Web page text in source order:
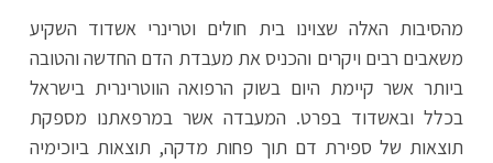
מהסיבות האלה שצוינו בית חולים וטרינרי אשדוד השקיע
משאבים רבים ויקרים והכניס את מעבדת הדם החדשה והטובה
ביותר אשר קיימת היום בשוק הרפואה הווטרינרית בישראל
בכלל ובאשדוד בפרט. המעבדה אשר במרפאתנו מספקת
תוצאות של ספירת דם תוך פחות מדקה, תוצאות ביוכימיה